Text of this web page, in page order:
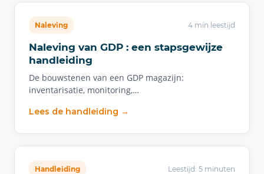
Naleving 4 min leestijd
Naleving van GDP : een stapsgewijze
handleiding
De bouwstenen van een GDP magazijn:
inventarisatie, monitoring,…
Lees de handleiding →
Handleiding Leestijd: 5 minuten